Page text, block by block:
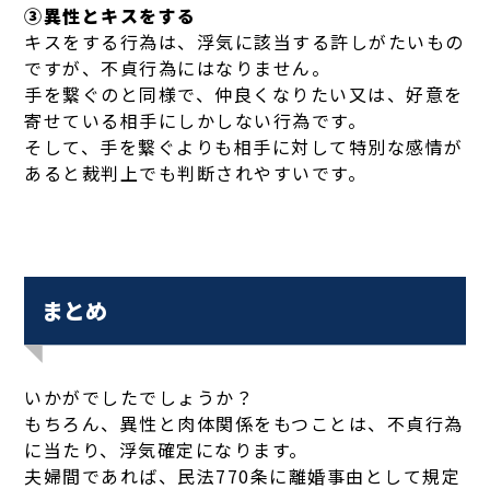
③異性とキスをする
キスをする行為は、浮気に該当する許しがたいもの
ですが、不貞行為にはなりません。
手を繋ぐのと同様で、仲良くなりたい又は、好意を
寄せている相手にしかしない行為です。
そして、手を繋ぐよりも相手に対して特別な感情が
あると裁判上でも判断されやすいです。
まとめ
いかがでしたでしょうか？
もちろん、異性と肉体関係をもつことは、不貞行為
に当たり、浮気確定になります。
夫婦間であれば、民法770条に離婚事由として規定